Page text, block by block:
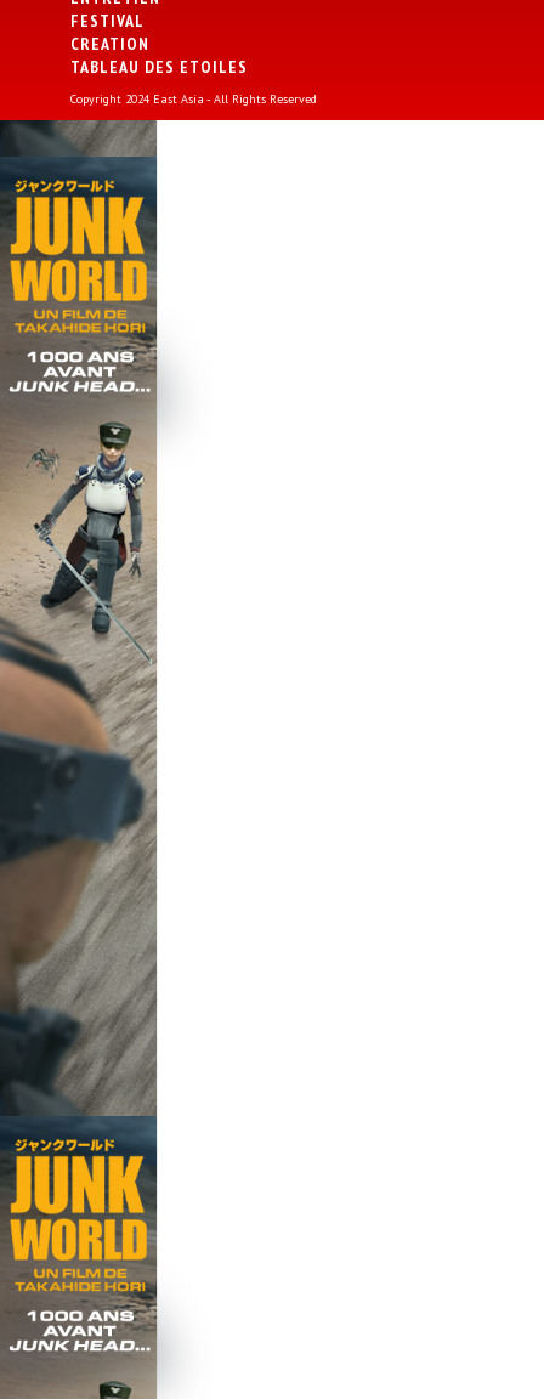
FESTIVAL
CREATION
TABLEAU DES ETOILES
Copyright 2024 East Asia - All Rights Reserved